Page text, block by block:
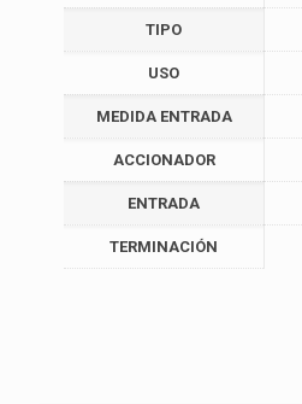
TIPO
USO
MEDIDA ENTRADA
ACCIONADOR
ENTRADA
TERMINACIÓN